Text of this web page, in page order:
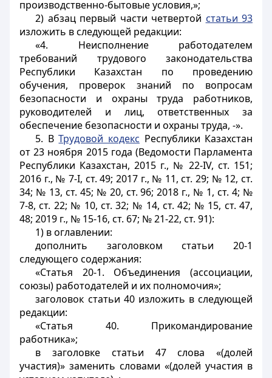
производственно-бытовые условия,»;
2) абзац первый части четвертой статьи 93
изложить в следующей редакции:
«4. Неисполнение работодателем
требований трудового законодательства
Республики Казахстан по проведению
обучения, проверок знаний по вопросам
безопасности и охраны труда работников,
руководителей и лиц, ответственных за
обеспечение безопасности и охраны труда, -».
5. ВТрудовой кодекс Республики Казахстан
от 23 ноября 2015 года (Ведомости Парламента
Республики Казахстан, 2015 г., № 22-IV, ст. 151;
2016 г., № 7-I, ст. 49; 2017 г., № 11, ст. 29; № 12, ст.
34; № 13, ст. 45; № 20, ст. 96; 2018 г., № 1, ст. 4; №
7-8, ст. 22; № 10, cт. 32; № 14, ст. 42; № 15, ст. 47,
48; 2019 г., № 15-16, ст. 67; № 21-22, ст. 91):
1) в оглавлении:
дополнить заголовком статьи 20-1
следующего содержания:
«Статья 20-1. Объединения (ассоциации,
союзы) работодателей и их полномочия»;
заголовок статьи 40 изложить в следующей
редакции:
«Статья 40. Прикомандирование
работника»;
в заголовке статьи 47 слова «(долей
участия)» заменить словами «(долей участия в